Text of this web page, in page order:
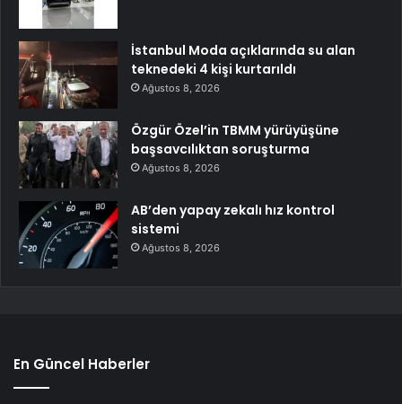
İstanbul Moda açıklarında su alan
teknedeki 4 kişi kurtarıldı
Ağustos 8, 2026
Özgür Özel’in TBMM yürüyüşüne
başsavcılıktan soruşturma
Ağustos 8, 2026
AB’den yapay zekalı hız kontrol
sistemi
Ağustos 8, 2026
En Güncel Haberler